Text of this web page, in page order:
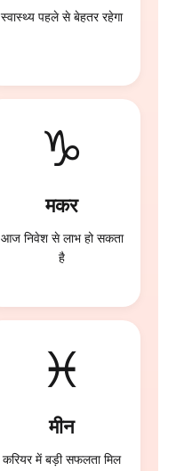
स्वास्थ्य पहले से बेहतर रहेगा
♑
मकर
आज निवेश से लाभ हो सकता
है
♓
मीन
करियर में बड़ी सफलता मिल